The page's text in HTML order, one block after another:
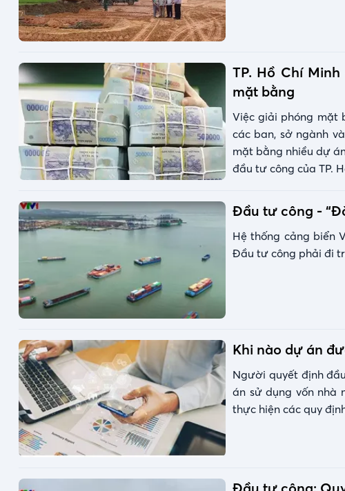
TP. Hồ Chí
mặt bằng
Việc giải phóng mặt
các ban, sở ngành
mặt bằng nhiều dự
đầu tư công của TP.
Đầu tư công -
Hệ thống cảng biển
Đầu tư công phải đi
Khi nào dự án
Người quyết định
án sử dụng vốn nhà
thực hiện các quy